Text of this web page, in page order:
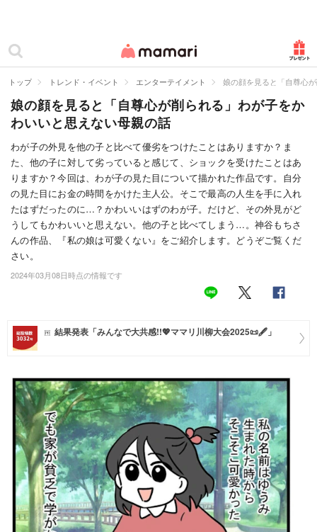
ママリ
カテゴリー一覧
妊娠
出産
赤ちゃん・育児
子育て・家族
病院
お仕事
マネー
トップ トレンド・イベント エンターテイメント 娘の顔を見ると「自尊心
娘の顔を見ると「自尊心が削られる」わが子をか
わいいと思えない母親の話
わが子の外見を他の子と比べて優劣をつけたことはありますか？ま
た、他の子に対して劣っていると感じて、ショックを受けたことはあ
りますか？今回は、わが子の見た目について描かれた作品です。自分
の見た目にお金の時間をかけた主人公。そこで最高の人生を手に入れ
たはずだったのに…？かわいいはずのわが子。だけど、その外見がど
うしてもかわいいと思えない。他の子と比べてしまう…。神谷もちさ
んの作品、『私の娘は可愛くない』をご紹介します。どうぞご覧くだ
さい。
2024年03月08日時点の情報です
結果発表「みんなで大共感!!💖ママリ川柳大会2025📜🖋️」